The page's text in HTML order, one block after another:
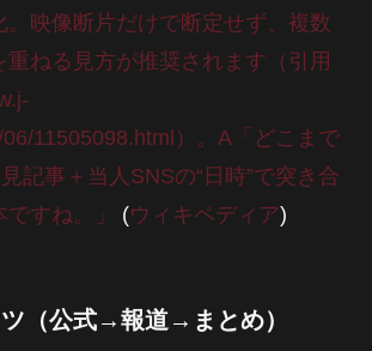
。映像断片だけで断定せず、複数
重ねる見方が推奨されます（引用
11505098.html）。A「どこまで
記事＋当人SNSの“日時”で突き合
すね。」
(ウィキペディア)
（公式→報道→まとめ）